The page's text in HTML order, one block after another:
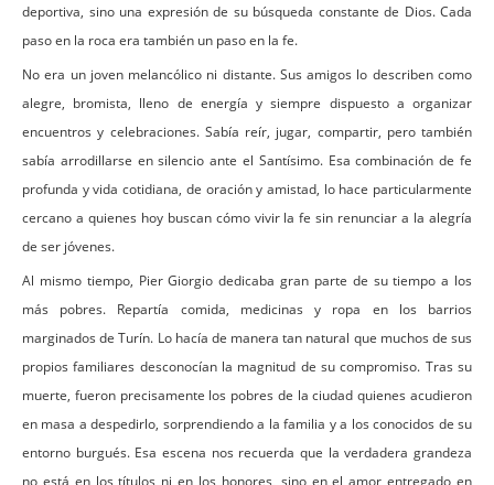
deportiva, sino una expresión de su búsqueda constante de Dios. Cada
paso en la roca era también un paso en la fe.
No era un joven melancólico ni distante. Sus amigos lo describen como
alegre, bromista, lleno de energía y siempre dispuesto a organizar
encuentros y celebraciones. Sabía reír, jugar, compartir, pero también
sabía arrodillarse en silencio ante el Santísimo. Esa combinación de fe
profunda y vida cotidiana, de oración y amistad, lo hace particularmente
cercano a quienes hoy buscan cómo vivir la fe sin renunciar a la alegría
de ser jóvenes.
Al mismo tiempo, Pier Giorgio dedicaba gran parte de su tiempo a los
más pobres. Repartía comida, medicinas y ropa en los barrios
marginados de Turín. Lo hacía de manera tan natural que muchos de sus
propios familiares desconocían la magnitud de su compromiso. Tras su
muerte, fueron precisamente los pobres de la ciudad quienes acudieron
en masa a despedirlo, sorprendiendo a la familia y a los conocidos de su
entorno burgués. Esa escena nos recuerda que la verdadera grandeza
no está en los títulos ni en los honores, sino en el amor entregado en